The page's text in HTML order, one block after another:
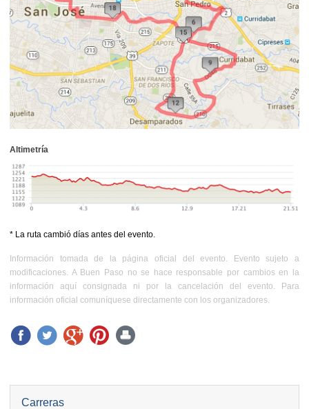
Carreras
Altimetría
* La ruta cambió días antes del evento.
Información tomada de la página oficial del evento. Evento sujeto a
modificaciones. A Buen Paso no se hace responsable por cambios en la
información aquí consignada ni por la cancelación del evento. Para
información oficial comuníquese directamente con los organizadores.